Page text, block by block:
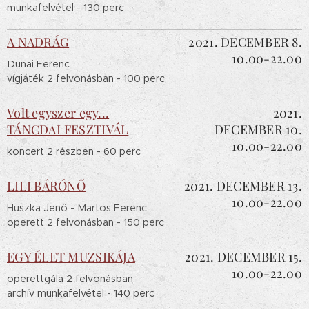
munkafelvétel - 130 perc
A NADRÁG
Dunai Ferenc
vígjáték 2 felvonásban - 100 perc
2021. DECEMBER 8.
10.00-22.00
Volt egyszer egy...
TÁNCDALFESZTIVÁL
koncert 2 részben - 60 perc
2021.
DECEMBER 10.
10.00-22.00
LILI BÁRÓNŐ
Huszka Jenő - Martos Ferenc
operett 2 felvonásban - 150 perc
2021. DECEMBER 13.
10.00-22.00
EGY ÉLET MUZSIKÁJA
operettgála 2 felvonásban
archív munkafelvétel - 140 perc
2021. DECEMBER 15.
10.00-22.00